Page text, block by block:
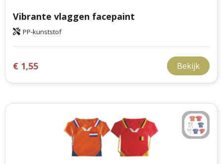
Vibrante vlaggen facepaint
PP-kunststof
€ 1,55 Bekijk